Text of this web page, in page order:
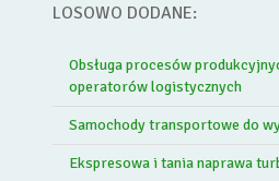
LOSOWO DODANE:
Obsługa procesów
operatorów logistycznych
Samochody transportowe do
Ekspresowa i tania naprawa